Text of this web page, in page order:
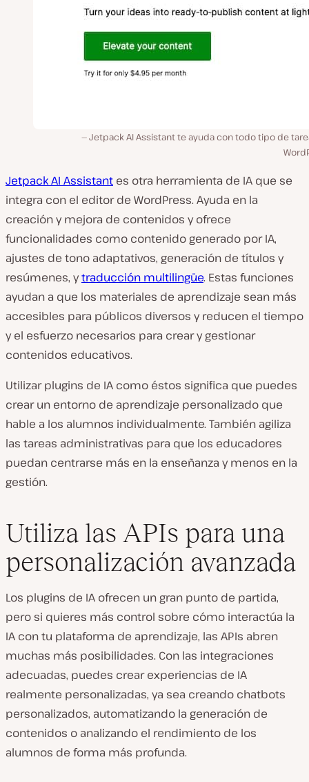
Jetpack AI Assistant te ayuda con todo tipo de
Jetpack AI Assistant es otra herramienta de IA que se
integra con el editor de WordPress. Ayuda en la
creación y mejora de contenidos y ofrece
funcionalidades como contenido generado por IA,
ajustes de tono adaptativos, generación de títulos y
resúmenes, ytraducción multilingüe. Estas funciones
ayudan a que los materiales de aprendizaje sean más
accesibles para públicos diversos y reducen el tiempo
y el esfuerzo necesarios para crear y gestionar
contenidos educativos.
Utilizar plugins de IA como éstos significa que puedes
crear un entorno de aprendizaje personalizado que
hable a los alumnos individualmente. También agiliza
las tareas administrativas para que los educadores
puedan centrarse más en la enseñanza y menos en la
gestión.
Utiliza las APIs para una
personalización avanzada
Los plugins de IA ofrecen un gran punto de partida,
pero si quieres más control sobre cómo interactúa la
IA con tu plataforma de aprendizaje, las APIs abren
muchas más posibilidades. Con las integraciones
adecuadas, puedes crear experiencias de IA
realmente personalizadas, ya sea creando chatbots
personalizados, automatizando la generación de
contenidos o analizando el rendimiento de los
alumnos de forma más profunda.